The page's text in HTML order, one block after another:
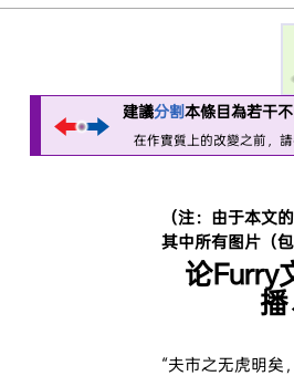
建議分割本條目為若干不
在作實質上的改變之前，
（注：由于本文
其中所有图片（
论Furry
“夫市之无虎明